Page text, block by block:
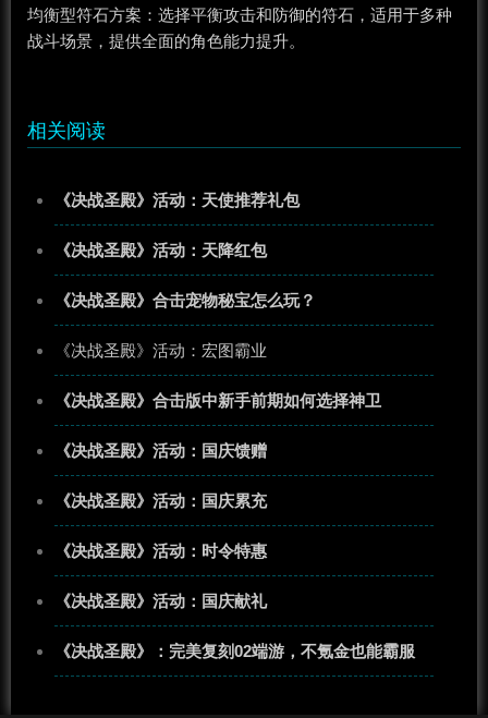
‌均衡型符石方案‌：选择平衡攻击和防御的符石，适用于多种
战斗场景，提供全面的角色能力提升。
相关阅读
《决战圣殿》活动：天使推荐礼包
《决战圣殿》活动：天降红包
《决战圣殿》合击宠物秘宝怎么玩？
《决战圣殿》活动：宏图霸业
《决战圣殿》合击版中新手前期如何选择神卫
《决战圣殿》活动：国庆馈赠
《决战圣殿》活动：国庆累充
《决战圣殿》活动：时令特惠
《决战圣殿》活动：国庆献礼
《决战圣殿》：完美复刻02端游，不氪金也能霸服